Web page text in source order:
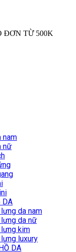
ĐƠN TỪ 500K
nam
nữ
DA
da nam
da nữ
kim
luxury
DA